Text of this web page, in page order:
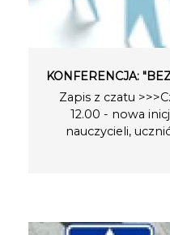
KONFERENCJA:
Zapis z czatu
12.00 - nowa
nauczycieli,